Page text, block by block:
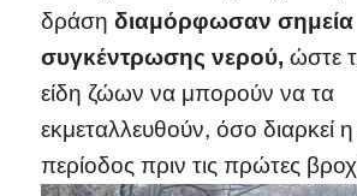
δράση διαμόρφωσαν σημεία
συγκέντρωσης νερού, ώστε
είδη ζώων να μπορούν να τα
εκμεταλλευθούν, όσο διαρκεί η
περίοδος πριν τις πρώτες